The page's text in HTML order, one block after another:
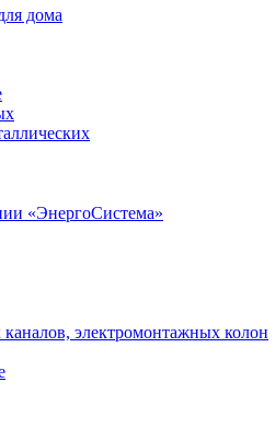
дома
электромонтажных колон